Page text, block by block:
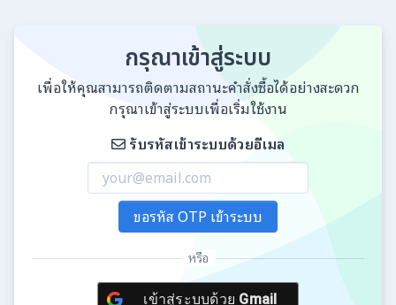
กรุณาเข้าสู่ระบบ
เพื่อให้คุณสามารถติดตามสถานะคำสั่งซื้อได้อย่างสะดวก
กรุณาเข้าสู่ระบบเพื่อเริ่มใช้งาน
รับรหัสเข้าระบบด้วยอีเมล
ขอรหัส OTP เข้าระบบ
หรือ
เข้าสู่ระบบด้วย Gmail